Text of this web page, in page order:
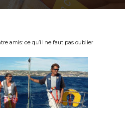
amis: ce qu’il ne faut pas oublier